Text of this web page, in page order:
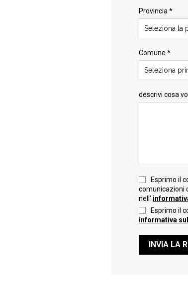
Provincia *
Seleziona la
Comune *
Seleziona
descrivi cosa
Esprimo il
comunicazioni
nell'
Esprimo il
informativa
INVIA LA